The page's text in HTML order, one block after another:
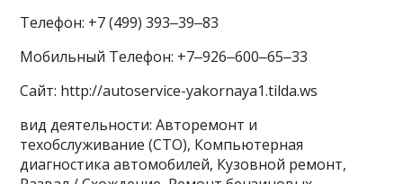
Телефон: +7 (499) 393‒39‒83
Мобильный Телефон: +7‒926‒600‒65‒33
Сайт: http://autoservice-yakornaya1.tilda.ws
вид деятельности: Авторемонт и
техобслуживание (СТО), Компьютерная
диагностика автомобилей, Кузовной ремонт,